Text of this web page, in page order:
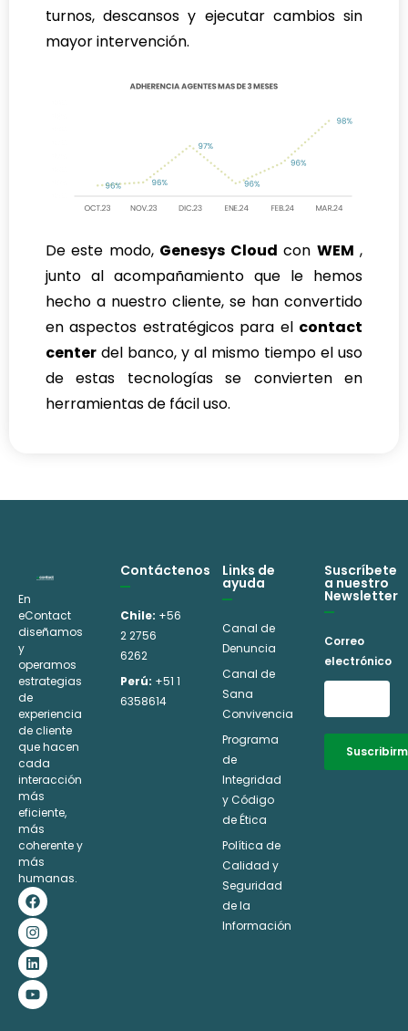
turnos, descansos y ejecutar cambios sin
mayor intervención.
De este modo, Genesys Cloud con WEM ,
junto al acompañamiento que le hemos
hecho a nuestro cliente, se han convertido
en aspectos estratégicos para el contact
center del banco, y al mismo tiempo el uso
de estas tecnologías se convierten en
herramientas de fácil uso.
En
eContact
diseñamos
y
operamos
estrategias
de
experiencia
de cliente
que hacen
cada
interacción
más
eficiente,
más
coherente y
más
humanas.
F
a
c
e
b
o
o
k
I
n
s
t
a
g
r
a
m
L
i
n
k
e
d
i
n
Y
o
u
t
u
b
e
Contáctenos
Chile: +56
2 2756
6262
Perú: +51 1
6358614
Links de
ayuda
Canal de
Denuncia
Canal de
Sana
Convivencia
Programa
de
Integridad
y Código
de Ética
Política de
Calidad y
Seguridad
de la
Información
Suscríbete
a nuestro
Newsletter
Correo
electrónico